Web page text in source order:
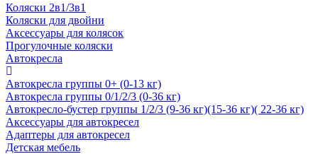
Коляски 2в1/3в1
Коляски для двойни
Аксессуары для колясок
Прогулочные коляски
Автокресла
Автокресла группы 0+ (0-13 кг)
Автокресла группы 0/1/2/3 (0-36 кг)
Автокресло-бустер группы 1/2/3 (9-36 кг)(15-36 кг)( 22-36 кг)
Аксессуары для автокресел
Адаптеры для автокресел
Детская мебель